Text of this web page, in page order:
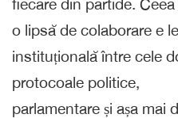
fiecare din partide.
o lipsă de colaborare e
instituțională între cele
protocoale politice,
parlamentare și așa mai